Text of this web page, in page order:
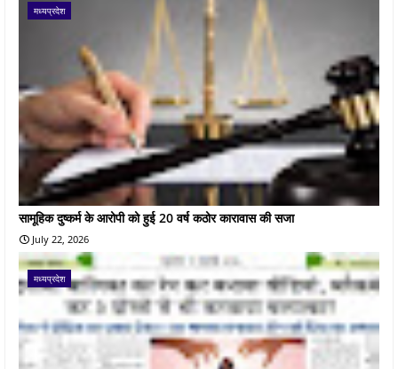
मध्यप्रदेश
सामूहिक दुष्कर्म के आरोपी को हुई 20 वर्ष कठोर कारावास की सजा
July 22, 2026
मध्यप्रदेश